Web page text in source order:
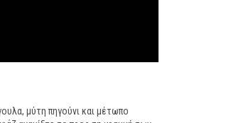
μύτη πηγούνι και μέτωπο